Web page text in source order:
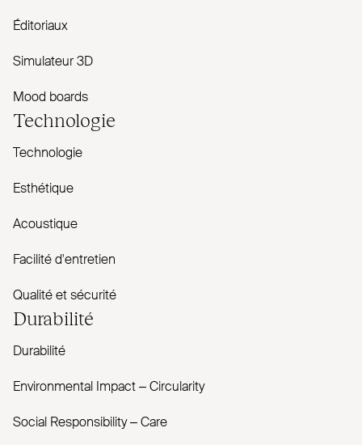
Éditoriaux
Simulateur 3D
Mood boards
Technologie
Technologie
Esthétique
Acoustique
Facilité d'entretien
Qualité et sécurité
Durabilité
Durabilité
Envi­ronmental Impact – Cir­cularity
Social Responsibility – Care